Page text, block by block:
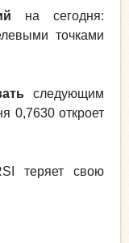
на сегодня:
точками
следующим
откроет
свою